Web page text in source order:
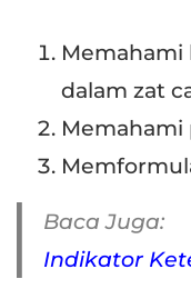
Memahami
dalam zat
Memahami
Baca Juga:
Indikator